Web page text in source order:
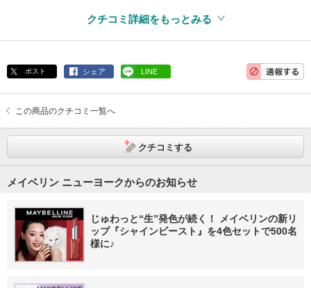
クチコミ詳細をもっとみる
ポスト シェア LINE
この商品のクチコミ一覧へ
クチコミする
メイベリン ニューヨークからのお知らせ
じゅわっと“生”発色が続く！ メイベリンの新リ
ップ『シャインビースト』を4色セットで500名
様に♪